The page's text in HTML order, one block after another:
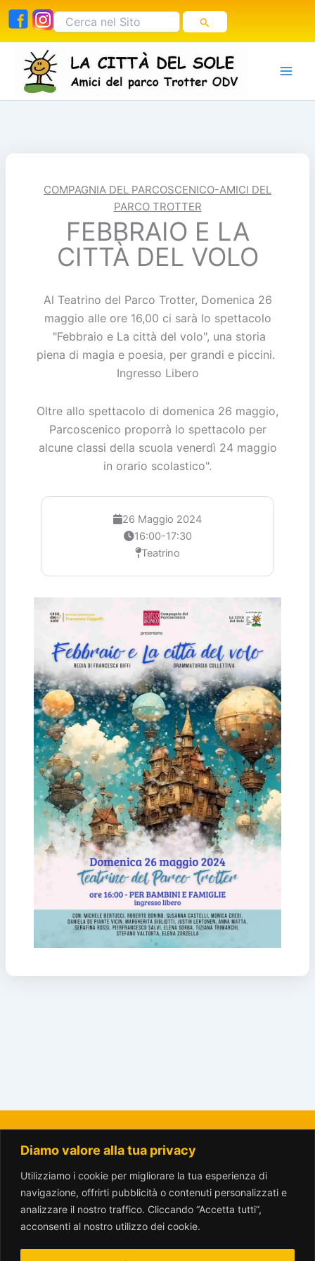
Diamo valore alla tua privacy
Utilizziamo i cookie per migliorare la tua esperienza di
navigazione, offrirti pubblicità o contenuti personalizzati e
analizzare il nostro traffico. Cliccando “Accetta tutti”,
acconsenti al nostro utilizzo dei cookie.
Vai
contenuto
Cerca:
COMPAGNIA DEL PARCOSCENICO-AMICI DEL
PARCO TROTTER
FEBBRAIO E LA
CITTÀ DEL VOLO
Al Teatrino del Parco Trotter, Domenica 26
maggio alle ore 16,00 ci sarà lo spettacolo
"Febbraio e La città del volo", una storia
piena di magia e poesia, per grandi e piccini.
Ingresso Libero
Oltre allo spettacolo di domenica 26 maggio,
Parcoscenico proporrà lo spettacolo per
alcune classi della scuola venerdì 24 maggio
in orario scolastico".
26 Maggio 2024
16:00-17:30
Teatrino
La Città del Sole - Amici del Parco Trotter o.n.l.u.s.
amicitrotter@gmail.com